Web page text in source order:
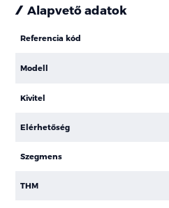
Alapvető adatok
Referencia kód
Modell
Kivitel
Elérhetőség
Szegmens
THM